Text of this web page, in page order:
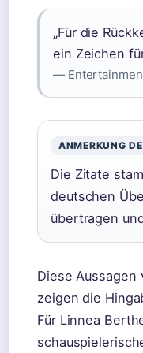
„Für die
ein Zeichen
—
ANMERKUNG
Die Zitate
deutschen
übertragen
Diese
zeigen die
Für Linnea